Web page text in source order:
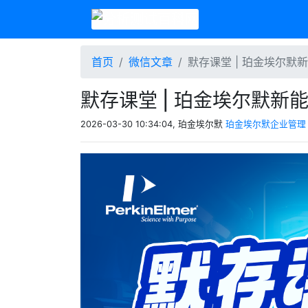
首页 微信文章 默存课堂 | 珀金埃尔默
默存课堂 | 珀金埃尔默新
2026-03-30 10:34:04, 珀金埃尔默 珀金埃尔默企业管